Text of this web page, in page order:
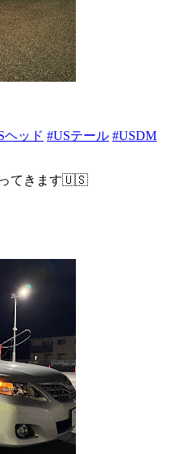
ヘッド #USテール #USDM
ってきます🇺🇸